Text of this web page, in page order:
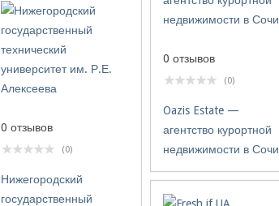
0 отзывов
(0)
Oazis Estate —
агентство курортной
недвижимости в Сочи
0 отзывов
(0)
Нижегородский
государственный